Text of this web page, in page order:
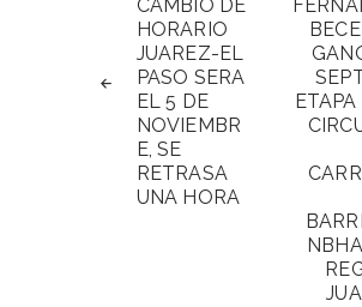
de
entradas
CAMBIO DE
HORARIO
JUAREZ-EL
PASO SERA
EL 5 DE
NOVIEMBR
E, SE
RETRASA
UNA HORA